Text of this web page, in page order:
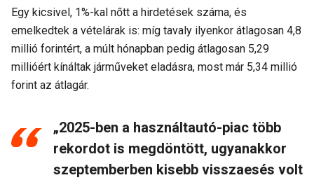
Egy kicsivel, 1%-kal nőtt a hirdetések száma, és
emelkedtek a vételárak is: míg tavaly ilyenkor átlagosan 4,8
millió forintért, a múlt hónapban pedig átlagosan 5,29
millióért kínáltak járműveket eladásra, most már 5,34 millió
forint az átlagár.
„2025-ben a használtautó-piac több
rekordot is megdöntött, ugyanakkor
szeptemberben kisebb visszaesés volt